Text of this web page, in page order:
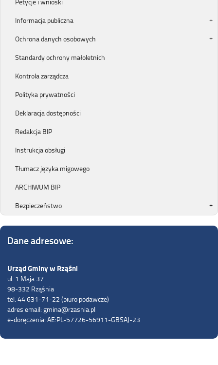
Informacja publiczna
Ochrona danych osobowych
Standardy ochrony małoletnich
Kontrola zarządcza
Polityka prywatności
Deklaracja dostępności
Redakcja BIP
Instrukcja obsługi
Tłumacz języka migowego
ARCHIWUM BIP
Bezpieczeństwo
Dane adresowe:
Urząd Gminy w Rząśni
ul. 1 Maja 37
98-332 Rząśnia
tel. 44 631-71-22 (biuro podawcze)
adres email: gmina@rzasnia.pl
e-doręczenia: AE:PL-57726-56911-GBSAJ-23